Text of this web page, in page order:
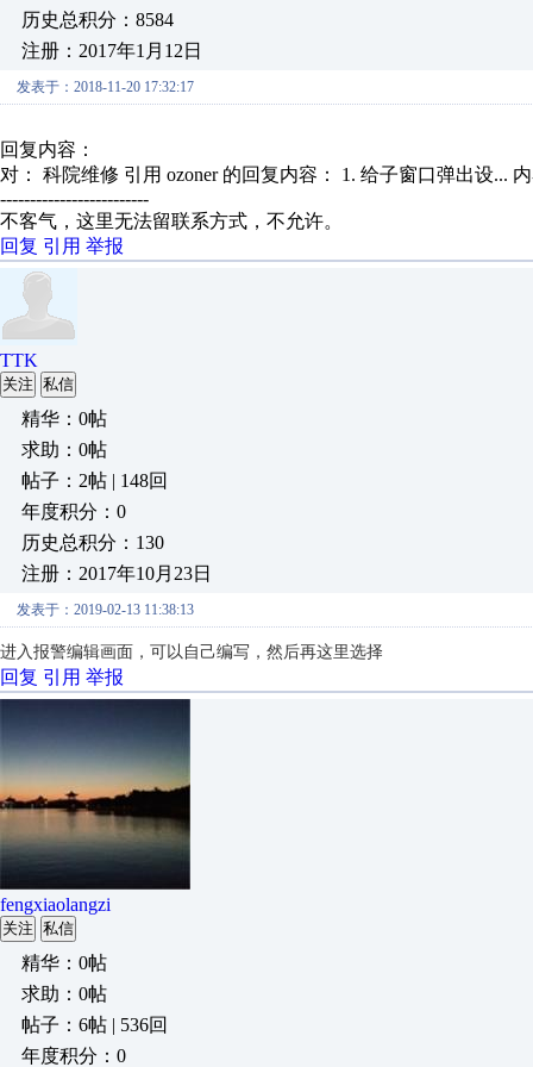
历史总积分：8584
注册：2017年1月12日
发表于：2018-11-20 17:32:17
回复内容：
对： 科院维修 引用 ozoner 的回复内容： 1. 给子窗口弹出设...
-------------------------
不客气，这里无法留联系方式，不允许。
回复 引用 举报
TTK
关注 私信
精华：0帖
求助：0帖
帖子：2帖 | 148回
年度积分：0
历史总积分：130
注册：2017年10月23日
发表于：2019-02-13 11:38:13
进入报警编辑画面，可以自己编写，然后再这里选择
回复 引用 举报
fengxiaolangzi
关注 私信
精华：0帖
求助：0帖
帖子：6帖 | 536回
年度积分：0